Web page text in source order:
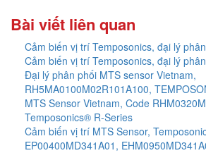
Bài viết liên quan
Cảm biến vị trí Temposonics, đại lý
Cảm biến vị trí Temposonics, đại lý
Đại lý phân phối MTS sensor Vietnam,
RH5MA0100M02R101A100,
MTS Sensor Vietnam, Code
Temposonics® R-Series
Cảm biến vị trí MTS Sensor,
EP00400MD341A01,